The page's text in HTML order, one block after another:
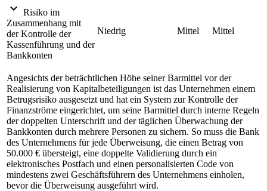
expand_more Risiko im
Zusammenhang mit
der Kontrolle der
Kassenführung und der
Bankkonten
Niedrig Mittel Mittel
Angesichts der beträchtlichen Höhe seiner Barmittel vor der
Realisierung von Kapitalbeteiligungen ist das Unternehmen einem
Betrugsrisiko ausgesetzt und hat ein System zur Kontrolle der
Finanzströme eingerichtet, um seine Barmittel durch interne Regeln
der doppelten Unterschrift und der täglichen Überwachung der
Bankkonten durch mehrere Personen zu sichern. So muss die Bank
des Unternehmens für jede Überweisung, die einen Betrag von
50.000 € übersteigt, eine doppelte Validierung durch ein
elektronisches Postfach und einen personalisierten Code von
mindestens zwei Geschäftsführern des Unternehmens einholen,
bevor die Überweisung ausgeführt wird.